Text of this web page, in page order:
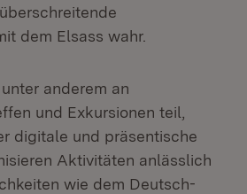
dem Elsass wahr.
anderem an
und Exkursionen teil,
digitale und präsentische
Aktivitäten anlässlich
wie dem Deutsch-